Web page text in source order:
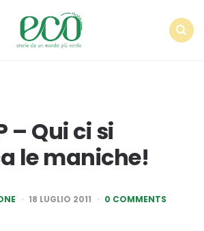
– Qui ci si
le maniche!
18 LUGLIO 2011 0 COMMENTS